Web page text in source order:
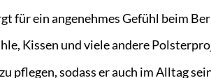
für ein angenehmes Gefühl beim
Kissen und viele andere
pflegen, sodass er auch im Alltag